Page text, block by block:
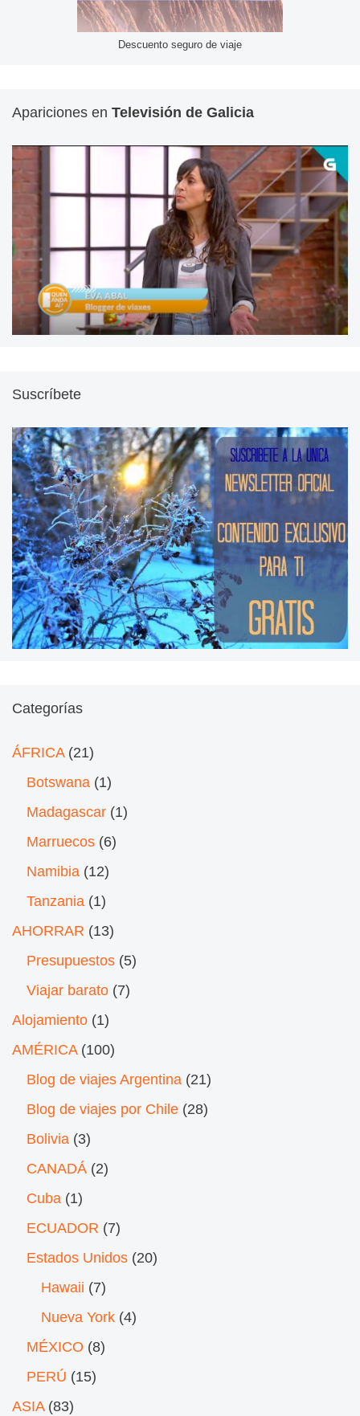
Descuento seguro de viaje
Apariciones en Televisión de Galicia
Suscríbete
Categorías
ÁFRICA(21)
Botswana (1)
Madagascar (1)
Marruecos (6)
Namibia (12)
Tanzania (1)
AHORRAR (13)
Presupuestos (5)
Viajar barato (7)
Alojamiento (1)
AMÉRICA(100)
Blog de viajes Argentina (21)
Blog de viajes por Chile (28)
Bolivia (3)
CANADÁ (2)
Cuba (1)
ECUADOR (7)
Estados Unidos (20)
Hawaii (7)
Nueva York (4)
MÉXICO (8)
PERÚ (15)
ASIA(83)